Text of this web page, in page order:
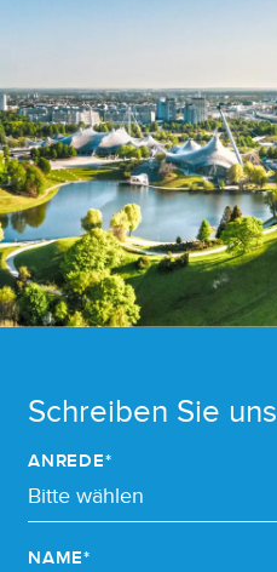
Schreiben Sie uns
ANREDE*
NAME*